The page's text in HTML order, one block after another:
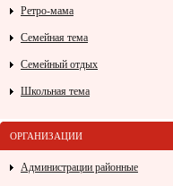
Ретро-мама
Семейная тема
Семейный отдых
Школьная тема
ОРГАНИЗАЦИИ
Администрации районные